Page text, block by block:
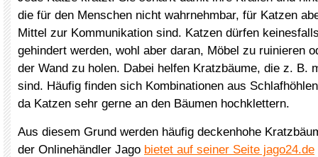
die für den Menschen nicht wahrnehmbar, für Katzen
Mittel zur Kommunikation sind. Katzen dürfen
gehindert werden, wohl aber daran, Möbel zu ruinieren
der Wand zu holen. Dabei helfen Kratzbäume, die z. B.
sind. Häufig finden sich Kombinationen aus
da Katzen sehr gerne an den Bäumen hochklettern.
Aus diesem Grund werden häufig deckenhohe
der Onlinehändler Jago bietet auf seiner Seite jago24.de